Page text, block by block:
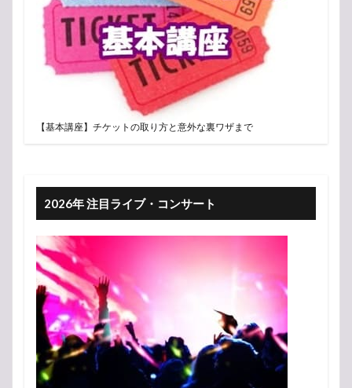
【基本講座】チケットの取り方と意外な裏ワザまで
2026年 注目ライブ・コンサート